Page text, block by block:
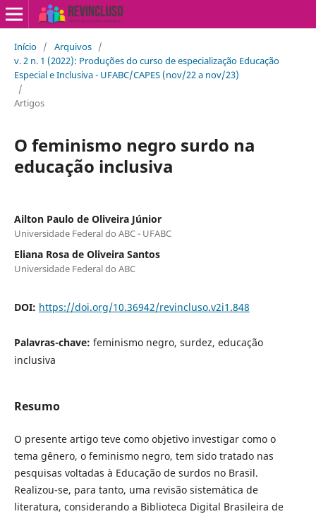
Início / Arquivos /
v. 2 n. 1 (2022): Produções do curso de especialização Educação
Especial e Inclusiva - UFABC/CAPES (nov/22 a nov/23)
/
Artigos
O feminismo negro surdo na
educação inclusiva
Ailton Paulo de Oliveira Júnior
Universidade Federal do ABC - UFABC
Eliana Rosa de Oliveira Santos
Universidade Federal do ABC
DOI: https://doi.org/10.36942/revincluso.v2i1.848
Palavras-chave: feminismo negro, surdez, educação
inclusiva
Resumo
O presente artigo teve como objetivo investigar como o
tema gênero, o feminismo negro, tem sido tratado nas
pesquisas voltadas à Educação de surdos no Brasil.
Realizou-se, para tanto, uma revisão sistemática de
literatura, considerando a Biblioteca Digital Brasileira de